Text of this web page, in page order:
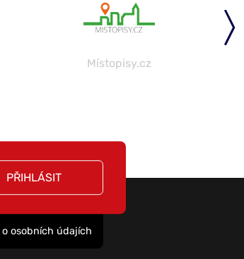
Místopisy.cz
PŘIHLÁSIT
osobních údajích